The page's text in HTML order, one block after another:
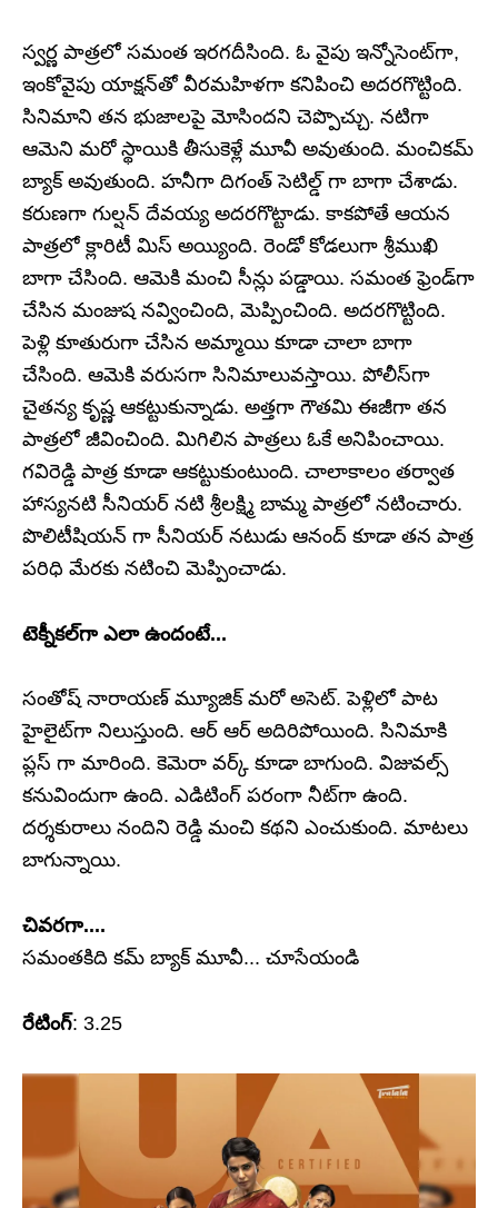
స్వర్ణ పాత్రలో సమంత ఇరగదీసింది. ఓ వైపు ఇన్నోసెంట్‌గా,
ఇంకోవైపు యాక్షన్‌తో వీరమహిళగా కనిపించి అదరగొట్టింది.
సినిమాని తన భుజాలపై మోసిందని చెప్పొచ్చు. నటిగా
ఆమెని మరో స్థాయికి తీసుకెళ్లే మూవీ అవుతుంది. మంచికమ్‌
బ్యాక్‌ అవుతుంది. హనీగా దిగంత్‌ సెటిల్డ్ గా బాగా చేశాడు.
కరుణగా గుల్షన్‌ దేవయ్య అదరగొట్టాడు. కాకపోతే ఆయన
పాత్రలో క్లారిటీ మిస్‌ అయ్యింది. రెండో కోడలుగా శ్రీముఖి
బాగా చేసింది. ఆమెకి మంచి సీన్లు పడ్డాయి. సమంత ఫ్రెండ్‌గా
చేసిన మంజుష నవ్వించింది, మెప్పించింది. అదరగొట్టింది.
పెళ్లి కూతురుగా చేసిన అమ్మాయి కూడా చాలా బాగా
చేసింది. ఆమెకి వరుసగా సినిమాలువస్తాయి. పోలీస్‌గా
చైతన్య కృష్ణ ఆకట్టుకున్నాడు. అత్తగా గౌతమి ఈజీగా తన
పాత్రలో జీవించింది. మిగిలిన పాత్రలు ఓకే అనిపించాయి.
గవిరెడ్డి పాత్ర కూడా ఆకట్టుకుంటుంది. చాలాకాలం తర్వాత
హాస్యనటి సీనియర్ నటి శ్రీలక్ష్మి బామ్మ పాత్రలో నటించారు.
పొలిటీషియన్ గా సీనియర్ నటుడు ఆనంద్ కూడా తన పాత్ర
పరిధి మేరకు నటించి మెప్పించాడు.
టెక్నీకల్‌గా ఎలా ఉందంటే...
సంతోష్‌ నారాయణ్‌ మ్యూజిక్‌ మరో అసెట్‌. పెళ్లిలో పాట
హైలైట్‌గా నిలుస్తుంది. ఆర్‌ ఆర్‌ అదిరిపోయింది. సినిమాకి
ప్లస్‌ గా మారింది. కెమెరా వర్క్ కూడా బాగుంది. విజువల్స్
కనువిందుగా ఉంది. ఎడిటింగ్‌ పరంగా నీట్‌గా ఉంది.
దర్శకురాలు నందిని రెడ్డి మంచి కథని ఎంచుకుంది. మాటలు
బాగున్నాయి.
చివరగా....
సమంతకిది కమ్‌ బ్యాక్‌ మూవీ... చూసేయండి
రేటింగ్: 3.25